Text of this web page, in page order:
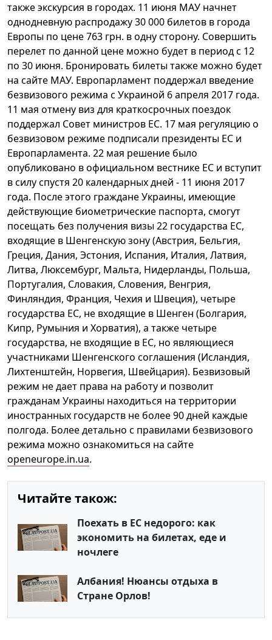
также экскурсия в городах. 11 июня МАУ начнет
однодневную распродажу 30 000 билетов в города
Европы по цене 763 грн. в одну сторону. Совершить
перелет по данной цене можно будет в период с 12
по 30 июня. Бронировать билеты также можно будет
на сайте МАУ. Европарламент поддержал введение
безвизового режима с Украиной 6 апреля 2017 года.
11 мая отмену виз для краткосрочных поездок
поддержал Совет министров ЕС. 17 мая регуляцию о
безвизовом режиме подписали президенты ЕС и
Европарламента. 22 мая решение было
опубликовано в официальном вестнике ЕС и вступит
в силу спустя 20 календарных дней - 11 июня 2017
года. После этого граждане Украины, имеющие
действующие биометрические паспорта, смогут
посещать без получения визы 22 государства ЕС,
входящие в Шенгенскую зону (Австрия, Бельгия,
Греция, Дания, Эстония, Испания, Италия, Латвия,
Литва, Люксембург, Мальта, Нидерланды, Польша,
Португалия, Словакия, Словения, Венгрия,
Финляндия, Франция, Чехия и Швеция), четыре
государства ЕС, не входящие в Шенген (Болгария,
Кипр, Румыния и Хорватия), а также четыре
государства, не входящие в ЕС, но являющиеся
участниками Шенгенского соглашения (Исландия,
Лихтенштейн, Норвегия, Швейцария). Безвизовый
режим не дает права на работу и позволит
гражданам Украины находиться на территории
иностранных государств не более 90 дней каждые
полгода. Более детально с правилами безвизового
режима можно ознакомиться на сайте
openeurope.in.ua.
Читайте також:
Поехать в ЕС недорого: как
экономить на билетах, еде и
ночлеге
Албания! Нюансы отдыха в
Стране Орлов!